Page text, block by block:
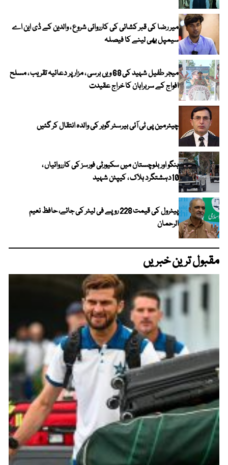
میر رضا کی قبر کشائی کی کارروائی شروع ، والدین کے ڈی این اے
سیمپل بھی لینے کا فیصلہ
میجر طفیل شہید کی 68 ویں برسی ، مزار پر دعائیہ تقریب ، مسلح
افواج کے سربراہان کا خراج عقیدت
چیئرمین پی ٹی آئی بیرسٹر گوہر کی والدہ انتقال کر گئیں
ہنگو اور بلوچستان میں سکیورٹی فورسز کی کارروائیاں ،
10دہشتگرد ہلاک ، کیپٹن شہید
پیٹرول کی قیمت 228 روپے فی لیٹر کی جائے، حافظ نعیم
الرحمان
مقبول ترین خبریں